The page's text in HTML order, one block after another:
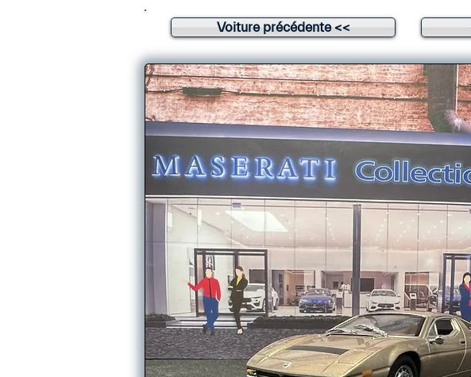
Voiture précédente <<